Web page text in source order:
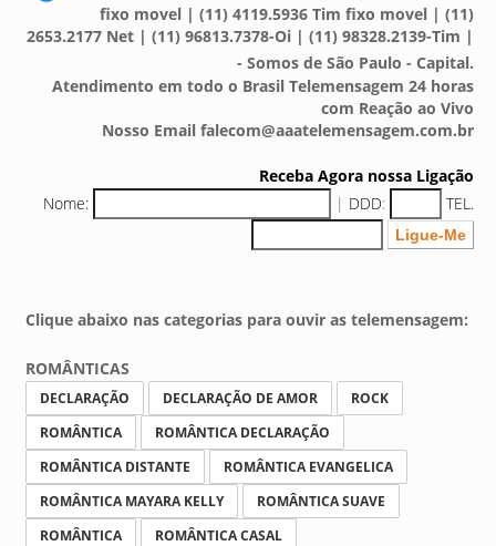
fixo movel | (11) 4119.5936 Tim fixo movel | (11)
2653.2177 Net | (11) 96813.7378-Oi | (11) 98328.2139-Tim |
- Somos de São Paulo - Capital.
Atendimento em todo o Brasil Telemensagem 24 horas
com Reação ao Vivo
Nosso Email falecom@aaatelemensagem.com.br
Receba Agora nossa Ligação
Nome:
| DDD: TEL.
Clique abaixo nas categorias para ouvir as telemensagem:
ROMÂNTICAS
DECLARAÇÃO DECLARAÇÃO DE AMOR
ROCK
ROMÂNTICA
ROMÂNTICA DECLARAÇÃO
ROMÂNTICA DISTANTE
ROMÂNTICA EVANGELICA
ROMÂNTICA MAYARA KELLY
ROMÂNTICA SUAVE
ROMÂNTICA
ROMÂNTICA CASAL